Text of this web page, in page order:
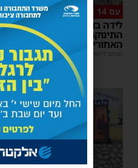
עם 14 אנשי צוות רפואיים
לידה בדרך לבית החולים:
התינוקת נולדה במושב
האחורי של הרכב
מנחם דויטש 08:07